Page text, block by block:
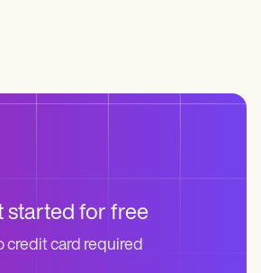
started for free
credit card required